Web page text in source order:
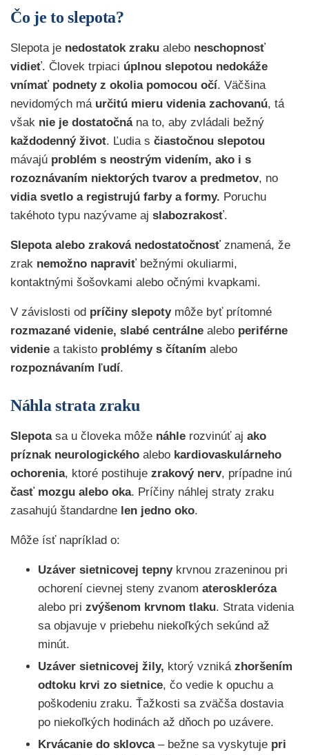
Čo je to slepota?
Slepota je nedostatok zraku alebo neschopnosť
vidieť. Človek trpiaci úplnou slepotou nedokáže
vnímať podnety z okolia pomocou očí. Väčšina
nevidomých má určitú mieru videnia zachovanú, tá
však nie je dostatočnána to, aby zvládali bežný
každodenný život. Ľudia s čiastočnou slepotou
mávajú problém s neostrým videním, ako i s
rozoznávaním niektorých tvarov a predmetov, no
vidia svetlo a registrujú farby a formy. Poruchu
takéhoto typu nazývame aj slabozrakosť.
Slepota alebo zraková nedostatočnosťznamená, že
zrak nemožno napraviťbežnými okuliarmi,
kontaktnými šošovkami alebo očnými kvapkami.
V závislosti od príčiny slepotymôže byť prítomné
rozmazané videnie, slabé centrálne alebo periférne
videnie a takisto problémy s čítaním alebo
rozpoznávaním ľudí.
Náhla strata zraku
Slepotasa u človeka môže náhle rozvinúť aj ako
príznak neurologického alebo kardiovaskulárneho
ochorenia, ktoré postihuje zrakový nerv, prípadne inú
časť mozgu alebo oka. Príčiny náhlej straty zraku
zasahujú štandardne len jedno oko.
Môže ísť napríklad o:
Uzáver sietnicovej tepnykrvnou zrazeninou pri
ochorení cievnej steny zvanom ateroskleróza
alebo pri zvýšenom krvnom tlaku. Strata videnia
sa objavuje v priebehu niekoľkých sekúnd až
minút.
Uzáver sietnicovej žily, ktorý vzniká zhoršením
odtoku krvi zo sietnice, čo vedie k opuchu a
poškodeniu zraku. Ťažkosti sa zväčša dostavia
po niekoľkých hodinách až dňoch po uzávere.
Krvácanie do sklovca– bežne sa vyskytuje pri